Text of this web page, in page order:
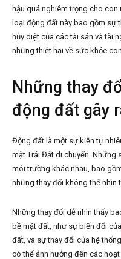
hậu quả nghiêm trọng cho
loại động đất này bao gồm sự
hủy diệt của các tài sản và tài
những thiệt hại về sức khỏe
Những thay
động đất gây
Động đất là một sự kiện tự
mặt Trái Đất di chuyển. Những
môi trường khác nhau, bao
những thay đổi không thể nhìn
Những thay đổi dễ nhìn thấy
bề mặt đất, như sự biến đổi
đất, và sự thay đổi của hệ
có thể ảnh hưởng đến các